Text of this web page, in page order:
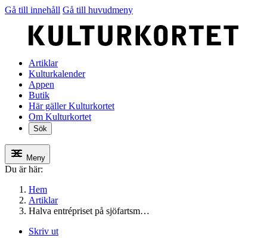
Gå till innehåll Gå till huvudmeny
Artiklar
Kulturkalender
Appen
Butik
Här gäller Kulturkortet
Om Kulturkortet
Sök
Meny
Du är här:
Hem
Artiklar
Halva entrépriset på sjöfartsm…
Skriv ut